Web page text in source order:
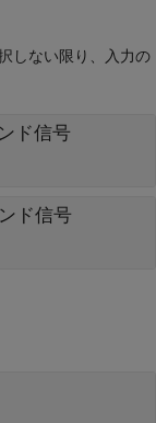
しない限り、入力の
ド信号
ド信号